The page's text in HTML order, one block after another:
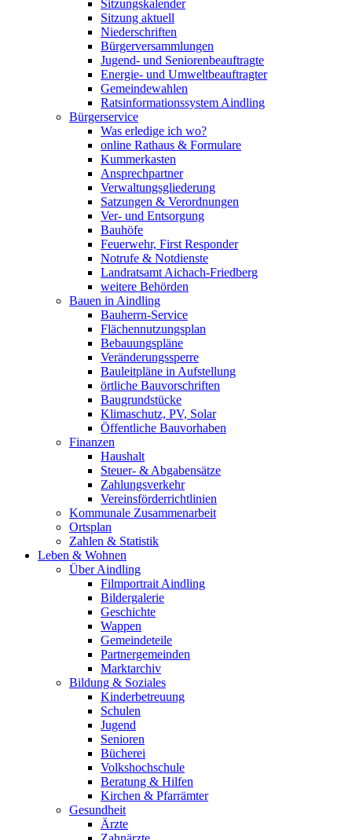
Sitzungskalender
Sitzung aktuell
Niederschriften
Bürgerversammlungen
Jugend- und Seniorenbeauftragte
Energie- und Umweltbeauftragter
Gemeindewahlen
Ratsinformationssystem Aindling
Bürgerservice
Was erledige ich wo?
online Rathaus & Formulare
Kummerkasten
Ansprechpartner
Verwaltungsgliederung
Satzungen & Verordnungen
Ver- und Entsorgung
Bauhöfe
Feuerwehr, First Responder
Notrufe & Notdienste
Landratsamt Aichach-Friedberg
weitere Behörden
Bauen in Aindling
Bauherrn-Service
Flächennutzungsplan
Bebauungspläne
Veränderungssperre
Bauleitpläne in Aufstellung
örtliche Bauvorschriften
Baugrundstücke
Klimaschutz, PV, Solar
Öffentliche Bauvorhaben
Finanzen
Haushalt
Steuer- & Abgabensätze
Zahlungsverkehr
Vereinsförderrichtlinien
Kommunale Zusammenarbeit
Ortsplan
Zahlen & Statistik
Leben & Wohnen
Über Aindling
Filmportrait Aindling
Bildergalerie
Geschichte
Wappen
Gemeindeteile
Partnergemeinden
Marktarchiv
Bildung & Soziales
Kinderbetreuung
Schulen
Jugend
Senioren
Bücherei
Volkshochschule
Beratung & Hilfen
Kirchen & Pfarrämter
Gesundheit
Ärzte